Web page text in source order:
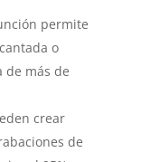
permite
o
de más de
crear
de